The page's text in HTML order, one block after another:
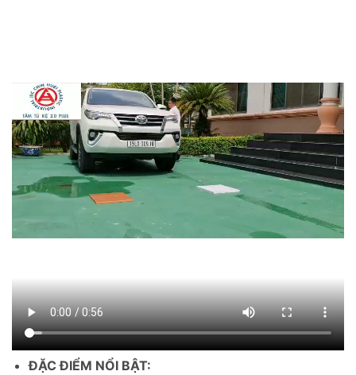
ĐẶC ĐIỂM NỔI BẬT: